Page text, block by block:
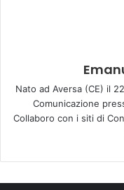
Nato ad Aversa (CE) il
Comunicazione
Collaboro con i siti di